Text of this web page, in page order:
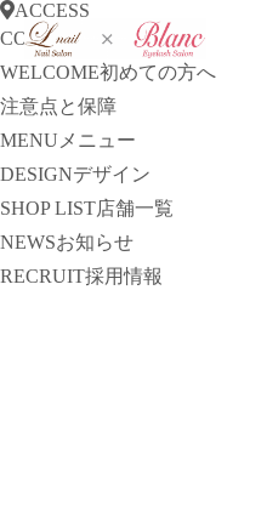
ACCESS
CONCEPT
コンセプト
WELCOME初めての方へ
注意点と保障
MENU メニュー
DESIGNデザイン
SHOP LIST店舗一覧
NEWSお知らせ
RECRUIT採用情報